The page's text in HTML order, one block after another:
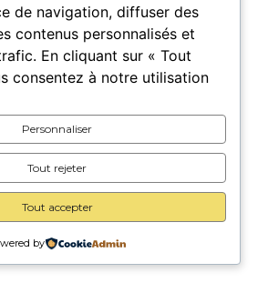
Artistes Lieux
lieux Pour les artistes
A propos
–Mentions légales
Une création
de navigation, diffuser des
contenus personnalisés et
En cliquant sur « Tout
consentez à notre utilisation
Personnaliser
Tout rejeter
Tout accepter
by